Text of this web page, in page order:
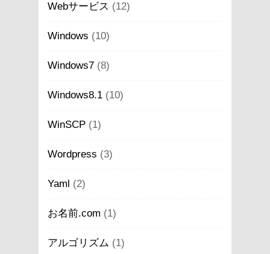
Webサービス (12)
Windows (10)
Windows7 (8)
Windows8.1 (10)
WinSCP (1)
Wordpress (3)
Yaml (2)
お名前.com (1)
アルゴリズム (1)